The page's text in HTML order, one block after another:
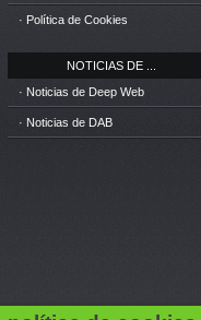
· Política de Cookies
NOTICIAS DE ...
· Noticias de Deep Web
· Noticias de DAB